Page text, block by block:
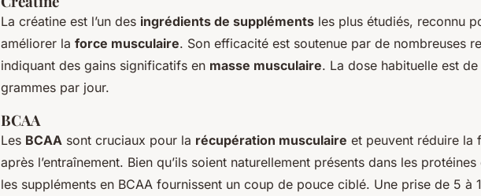
La créatine est l’un des ingrédients de suppléments les plus étudiés, reconnu
améliorer la force musculaire. Son efficacité est soutenue par de nombreuses
indiquant des gains significatifs en masse musculaire. La dose habituelle est
grammes par jour.
BCAA
Les BCAA sont cruciaux pour la récupération musculaire et peuvent réduire la
après l’entraînement. Bien qu’ils soient naturellement présents dans les
les suppléments en BCAA fournissent un coup de pouce ciblé. Une prise de 5 à